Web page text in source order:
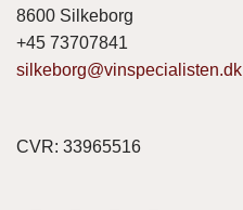
8600 Silkeborg
+45 73707841
silkeborg@vinspecialisten.dk
CVR: 33965516